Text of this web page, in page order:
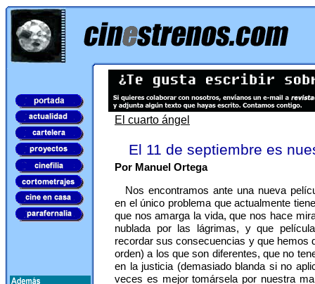
El cuarto ángel
El 11 de septiembre es
Por Manuel Ortega
Nos encontramos ante una nueva
en el único problema que actualmente
que nos amarga la vida, que nos hace
nublada por las lágrimas, y que
recordar sus consecuencias y que hemos
orden) a los que son diferentes, que no
en la justicia (demasiado blanda si no
veces es mejor tomársela por nuestra